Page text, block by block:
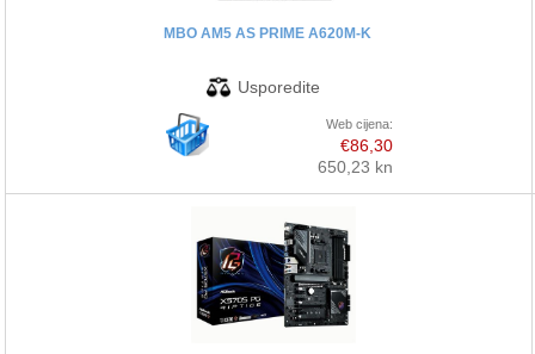
MBO AM5 AS PRIME A620M-K
Web cijena:
€86,30
650,23 kn